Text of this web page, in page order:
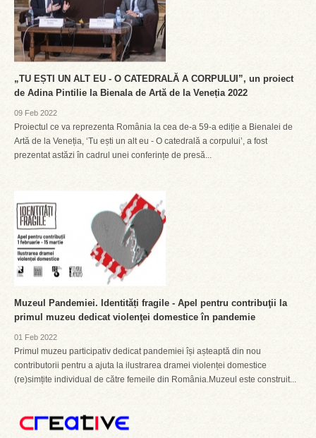
„TU EȘTI UN ALT EU - O CATEDRALĂ A CORPULUI”, un proiect
de Adina Pintilie la Bienala de Artă de la Veneția 2022
09 Feb 2022
Proiectul ce va reprezenta România la cea de-a 59-a ediție a Bienalei de
Artă de la Veneția, ‘Tu ești un alt eu - O catedrală a corpului’, a fost
prezentat astăzi în cadrul unei conferințe de presă...
Muzeul Pandemiei. Identități fragile - Apel pentru contribuţii la
primul muzeu dedicat violenţei domestice în pandemie
01 Feb 2022
Primul muzeu participativ dedicat pandemiei își așteaptă din nou
contributorii pentru a ajuta la ilustrarea dramei violenței domestice
(re)simțite individual de către femeile din România.Muzeul este construit...